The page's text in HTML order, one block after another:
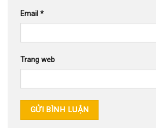
Email *
Trang web